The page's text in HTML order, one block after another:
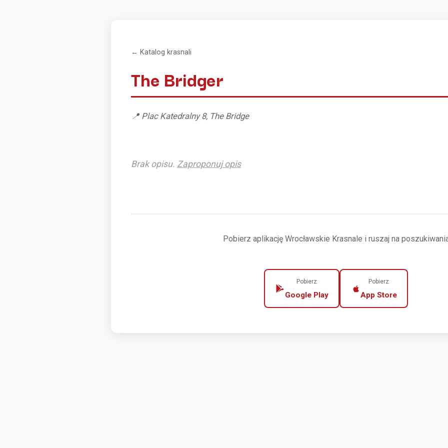
← Katalog krasnali
The Bridger
📍 Plac Katedralny 8, The Bridge
Brak opisu. Zaproponuj opis
Pobierz aplikację Wrocławskie Krasnale i ruszaj na
Pobierz
Google Play
Pobierz
App Store